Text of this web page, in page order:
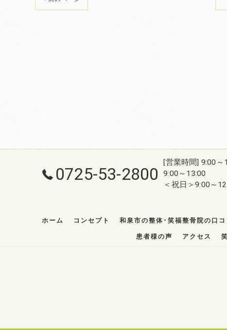
0725-53-2800
[営業時間] 9:00～
9:00～13:00
＜祝日＞9:00～
ホーム コンセプト 和泉市の整体･笑福整骨院の口コ
患者様の声 アクセス